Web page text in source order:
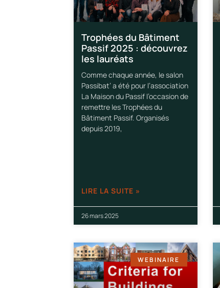
Trophées du Bâtiment
Passif 2025 : découvrez
les lauréats
Comme chaque année, le salon
Passibat’ a été pour l’association
La Maison du Passif l’occasion de
remettre les Trophées du
Bâtiment Passif. Organisés
depuis 2019,
LIRE LA SUITE »
26 mars 2025
WEBINAIRE